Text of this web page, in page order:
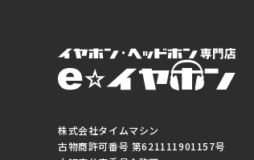
株式会社タイムマシン
古物商許可番号 第621111901157号